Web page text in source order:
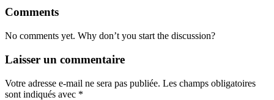
Comments
No comments yet. Why don’t you start the discussion?
Laisser un commentaire
Votre adresse e-mail ne sera pas publiée. Les champs obligatoires
sont indiqués avec *